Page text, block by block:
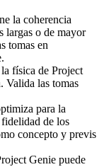
la coherencia
largas o de mayor
tomas en
física de Project
Valida las tomas
para la
de los
concepto y previs
Genie puede